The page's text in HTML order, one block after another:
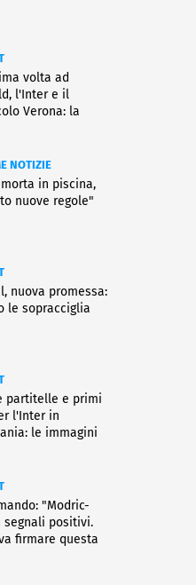
volta ad
l'Inter e il
Verona: la
NOTIZIE
in piscina,
nuove regole"
nuova promessa:
le sopracciglia
partitelle e primi
l'Inter in
le immagini
"Modric-
segnali positivi.
firmare questa